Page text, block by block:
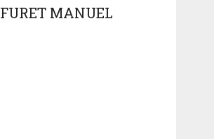
FURET MANUEL